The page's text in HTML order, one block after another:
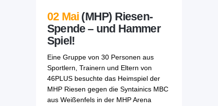
02 Mai (MHP) Riesen-
Spende – und Hammer
Spiel!
Eine Gruppe von 30 Personen aus
Sportlern, Trainern und Eltern von
46PLUS besuchte das Heimspiel der
MHP Riesen gegen die Syntainics MBC
aus Weißenfels in der MHP Arena